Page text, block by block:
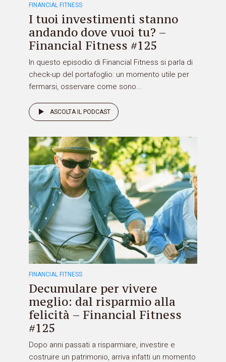
FINANCIAL FITNESS
I tuoi investimenti stanno
andando dove vuoi tu? –
Financial Fitness #125
In questo episodio di Financial Fitness si parla di
check-up del portafoglio: un momento utile per
fermarsi, osservare come sono...
ASCOLTA IL PODCAST
FINANCIAL FITNESS
Decumulare per vivere
meglio: dal risparmio alla
felicità – Financial Fitness
#125
Dopo anni passati a risparmiare, investire e
costruire un patrimonio, arriva infatti un momento